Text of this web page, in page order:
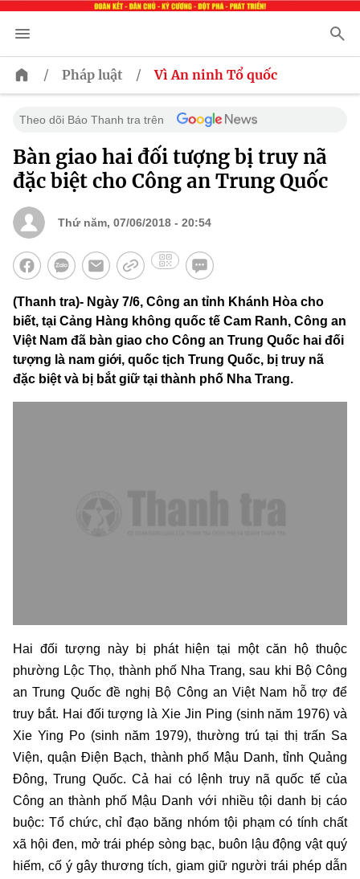
/ Pháp luật / Vì An ninh Tổ quốc
Theo dõi Báo Thanh tra trên
Bàn giao hai đối tượng bị truy nã
đặc biệt cho Công an Trung Quốc
Thứ năm, 07/06/2018 - 20:54
(Thanh tra)- Ngày 7/6, Công an tỉnh Khánh Hòa cho
biết, tại Cảng Hàng không quốc tế Cam Ranh, Công an
Việt Nam đã bàn giao cho Công an Trung Quốc hai đối
tượng là nam giới, quốc tịch Trung Quốc, bị truy nã
đặc biệt và bị bắt giữ tại thành phố Nha Trang.
Hai đối tượng này bị phát hiện tại một căn hộ thuộc
phường Lộc Thọ, thành phố Nha Trang, sau khi Bộ Công
an Trung Quốc đề nghị Bộ Công an Việt Nam hỗ trợ để
truy bắt. Hai đối tượng là Xie Jin Ping (sinh năm 1976) và
Xie Ying Po (sinh năm 1979), thường trú tại thị trấn Sa
Viện, quận Điện Bạch, thành phố Mậu Danh, tỉnh Quảng
Đông, Trung Quốc. Cả hai có lệnh truy nã quốc tế của
Công an thành phố Mậu Danh với nhiều tội danh bị cáo
buộc: Tổ chức, chỉ đạo băng nhóm tội phạm có tính chất
xã hội đen, mở trái phép sòng bạc, buôn lậu động vật quý
hiếm, cố ý gây thương tích, giam giữ người trái phép dẫn